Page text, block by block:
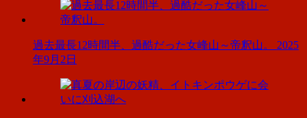
過去最長12時間半、過酷だった女峰山～帝釈山。
2025
年9月2日